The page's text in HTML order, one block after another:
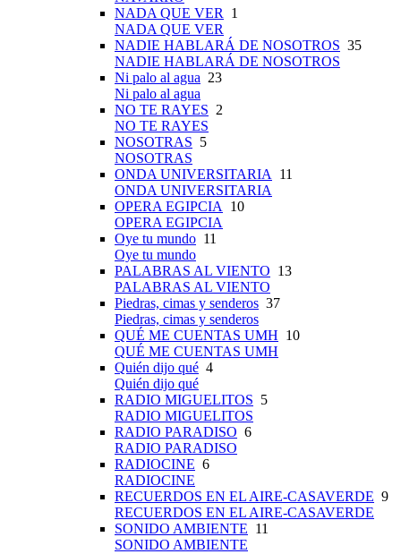
NADA QUE VER
1
NADA QUE VER
NADIE HABLARÁ DE NOSOTROS 35
NADIE HABLARÁ DE NOSOTROS
Ni palo al agua 23
Ni palo al agua
NO TE RAYES 2
NO TE RAYES
NOSOTRAS 5
NOSOTRAS
ONDA UNIVERSITARIA
11
ONDA UNIVERSITARIA
OPERA EGIPCIA
10
OPERA EGIPCIA
Oye tu mundo 11
Oye tu mundo
PALABRAS AL VIENTO 13
PALABRAS AL VIENTO
Piedras, cimas y senderos 37
Piedras, cimas y senderos
QUÉ ME CUENTAS UMH 10
QUÉ ME CUENTAS UMH
Quién dijo qué 4
Quién dijo qué
RADIO MIGUELITOS 5
RADIO MIGUELITOS
RADIO PARADISO 6
RADIO PARADISO
RADIOCINE 6
RADIOCINE
RECUERDOS EN EL AIRE-CASAVERDE 9
RECUERDOS EN EL AIRE-CASAVERDE
SONIDO AMBIENTE 11
SONIDO AMBIENTE